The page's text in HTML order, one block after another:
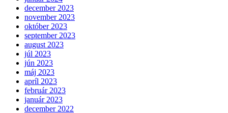
december 2023
november 2023
október 2023
september 2023
august 2023
júl 2023
jún 2023
máj 2023
apríl 2023
február 2023
január 2023
december 2022